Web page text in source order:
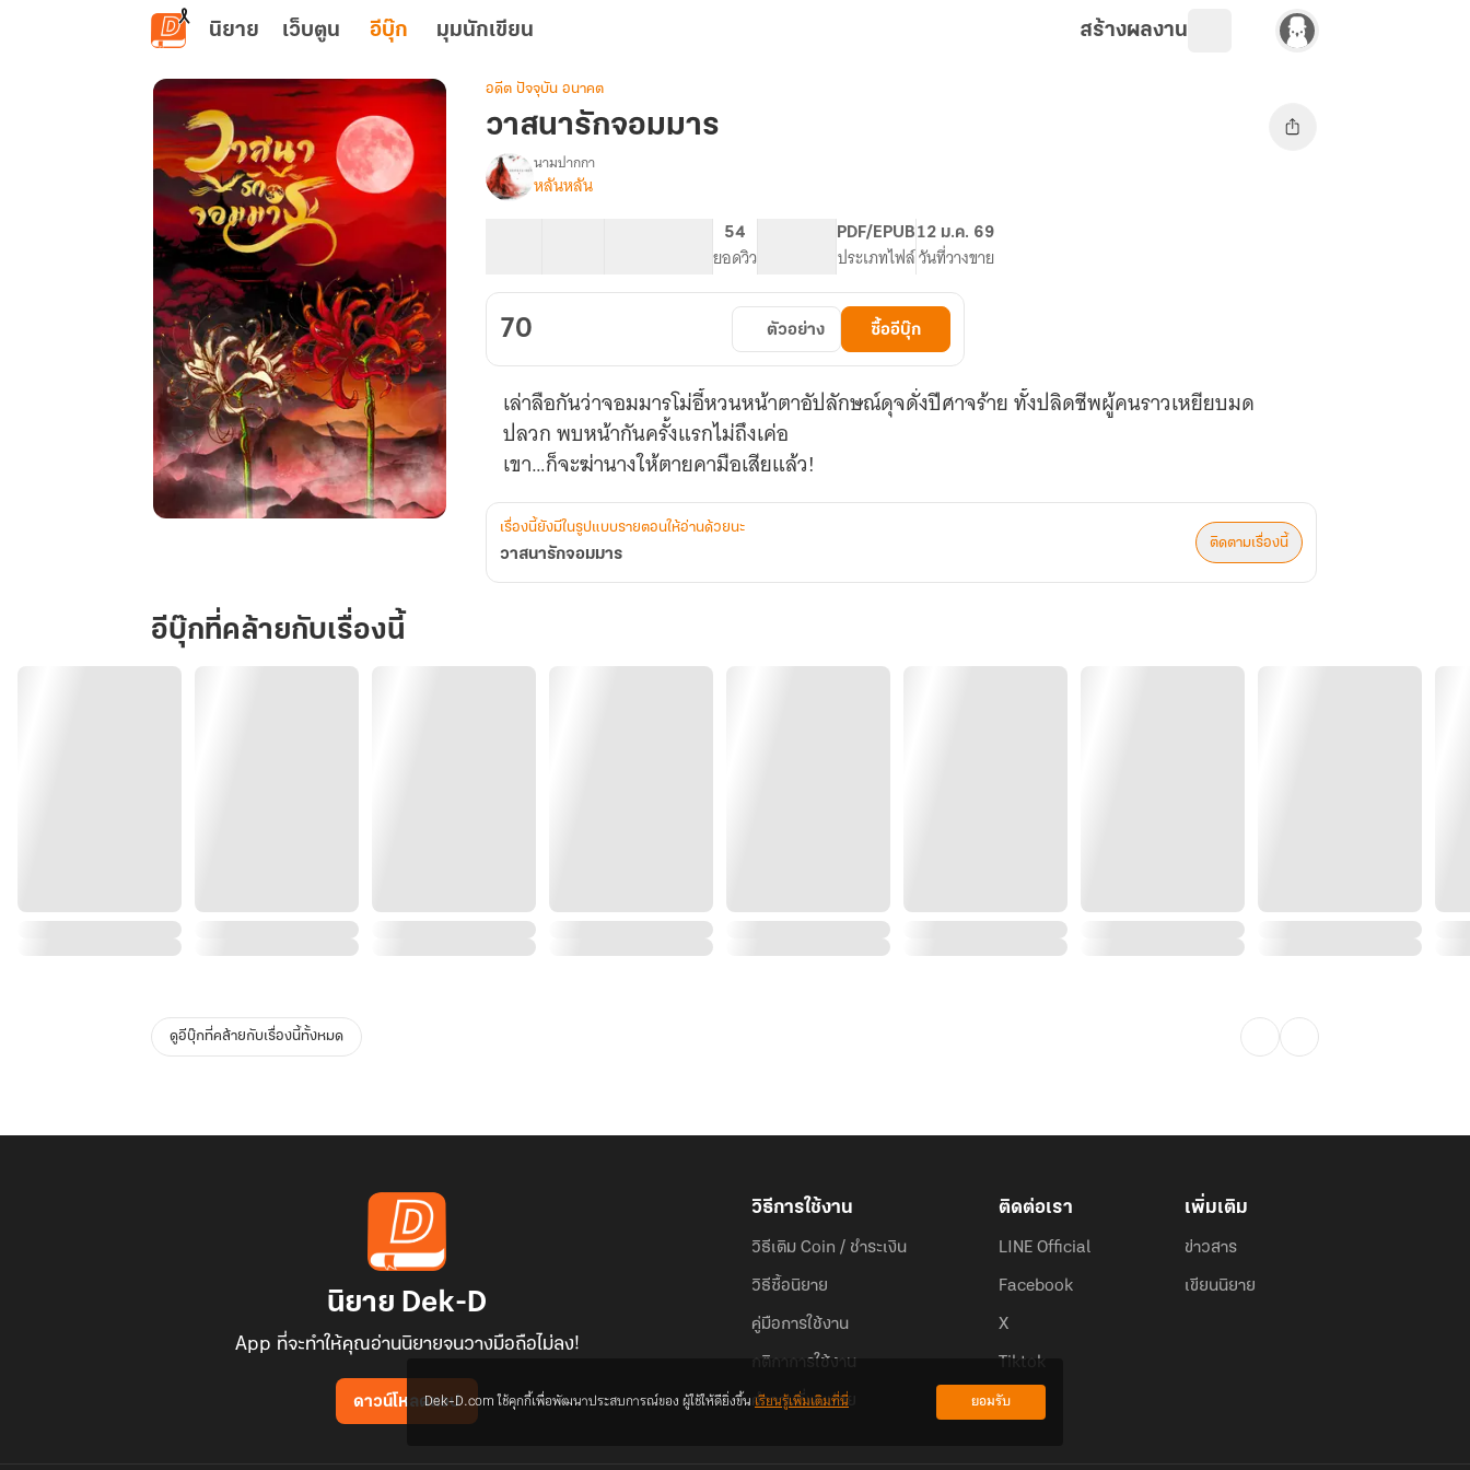
ข้ามไปยังเนื้อหาหลัก
นิยาย เว็บตูน อีบุ๊ก มุมนักเขียน สร้างผลงาน
มาร
อดีต ปัจจุบัน อนาคต
วาสนารักจอมมาร
เรื่อง
วาสนา
นามปากกา
หลันหลัน
54
ยอดวิว
PDF/EPUB
ประเภทไฟล์
12 ม.ค. 69
วันที่วางขาย
70 ตัวอย่าง ซื้ออีบุ๊ก
เล่าลือกันว่าจอมมารโม่อี้หวนหน้าตาอัปลักษณ์ดุจดั่งปีศาจร้าย ทั้งปลิดชีพผู้คนราวเหยียบมด
ปลวก พบหน้ากันครั้งแรกไม่ถึงเค่อ
เขา…ก็จะฆ่านางให้ตายคามือเสียแล้ว!
เรื่องนี้ยังมีในรูปแบบรายตอนให้อ่านด้วยนะ
วาสนารักจอมมาร
ติดตามเรื่องนี้
อีบุ๊กที่คล้ายกับเรื่องนี้
ดูอีบุ๊กที่คล้ายกับเรื่องนี้ทั้งหมด
นิยาย Dek-D
App ที่จะทำให้คุณอ่านนิยายจนวางมือถือไม่ลง!
ดาวน์โหลดแอป
วิธีการใช้งาน
วิธีเติม Coin / ชำระเงิน
วิธีซื้อนิยาย
คู่มือการใช้งาน
กติกาการใช้งาน
คำถามที่พบบ่อย
ติดต่อเรา
LINE Official
Facebook
X
Tiktok
เพิ่มเติม
ข่าวสาร
เขียนนิยาย
Dek-D.com ใช้คุกกี้เพื่อพัฒนาประสบการณ์ของ ผู้ใช้ให้ดียิ่งขึ้นเรียนรู้เพิ่มเติมที่นี่ ยอมรับ